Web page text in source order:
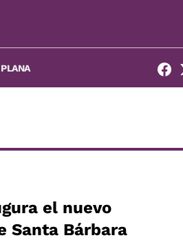
el nuevo
Santa Bárbara